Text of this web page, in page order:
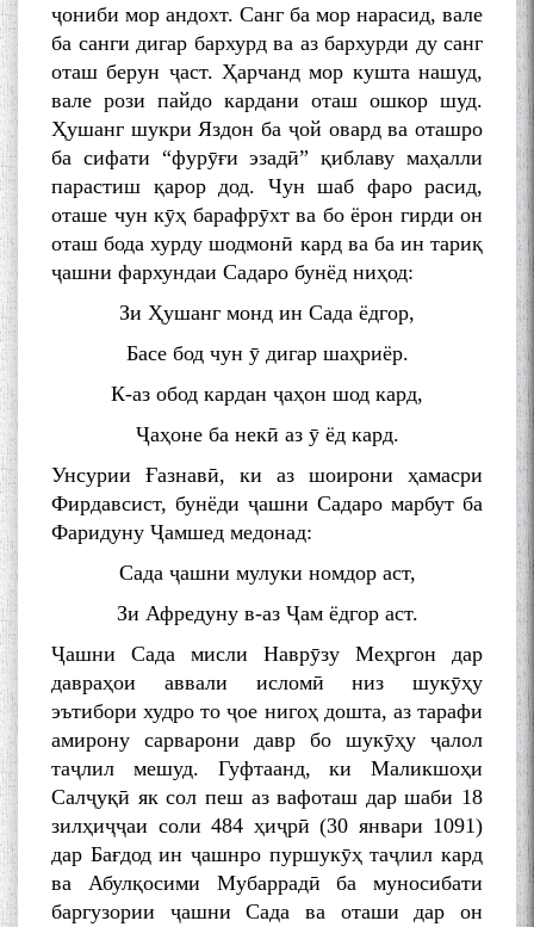
ҷониби мор андохт. Санг ба мор нарасид, вале
ба санги дигар бархурд ва аз бархурди ду санг
оташ берун ҷаст. Ҳарчанд мор кушта нашуд,
вале рози пайдо кардани оташ ошкор шуд.
Ҳушанг шукри Яздон ба ҷой овард ва оташро
ба сифати “фурӯғи эзадӣ” қиблаву маҳалли
парастиш қарор дод. Чун шаб фаро расид,
оташе чун кӯҳ барафрӯхт ва бо ёрон гирди он
оташ бода хурду шодмонӣ кард ва ба ин тариқ
ҷашни фархундаи Садаро бунёд ниҳод:
Зи Ҳушанг монд ин Сада ёдгор,
Басе бод чун ӯ дигар шаҳриёр.
К-аз обод кардан ҷаҳон шод кард,
Ҷаҳоне ба некӣ аз ӯ ёд кард.
Унсурии Ғазнавӣ, ки аз шоирони ҳамасри
Фирдавсист, бунёди ҷашни Садаро марбут ба
Фаридуну Ҷамшед медонад:
Сада ҷашни мулуки номдор аст,
Зи Афредуну в-аз Ҷам ёдгор аст.
Ҷашни Сада мисли Наврӯзу Меҳргон дар
давраҳои аввали исломӣ низ шукӯҳу
эътибори худро то ҷое нигоҳ дошта, аз тарафи
амирону сарварони давр бо шукӯҳу ҷалол
таҷлил мешуд. Гуфтаанд, ки Маликшоҳи
Салҷуқӣ як сол пеш аз вафоташ дар шаби 18
зилҳиҷҷаи соли 484 ҳиҷрӣ (30 январи 1091)
дар Бағдод ин ҷашнро пуршукӯҳ таҷлил кард
ва Абулқосими Мубаррадӣ ба муносибати
баргузории ҷашни Сада ва оташи дар он